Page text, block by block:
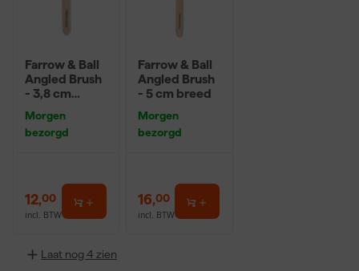
Farrow & Ball
Angled Brush
- 3,8 cm
Morgen
bezorgd
12,00
incl. BTW
Farrow & Ball
Angled Brush
- 5 cm breed
Morgen
bezorgd
16,00
incl. BTW
Laat nog 4 zien